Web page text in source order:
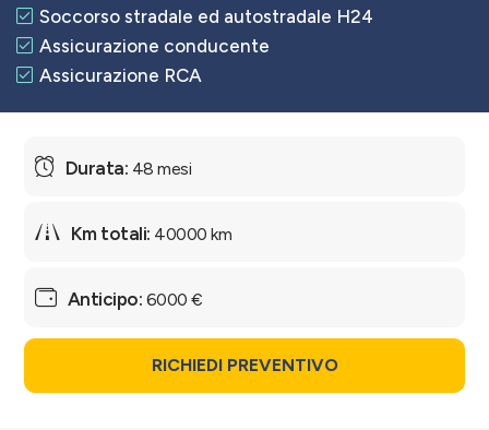
Soccorso stradale ed autostradale H24
Assicurazione conducente
Assicurazione RCA
48 mesi
40000 km
6000 €
RICHIEDI PREVENTIVO